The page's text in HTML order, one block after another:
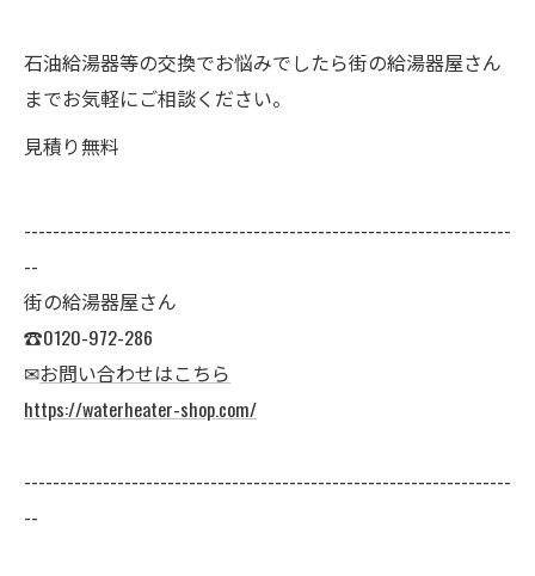
石油給湯器等の交換でお悩みでしたら街の給湯器屋さん
までお気軽にご相談ください。
見積り無料
--------------------------------------------------------------------
--
街の給湯器屋さん
☎0120-972-286
✉お問い合わせはこちら
https://waterheater-shop.com/
--------------------------------------------------------------------
--